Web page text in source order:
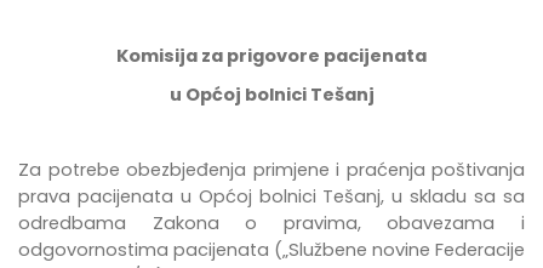
Komisija za prigovore pacijenata
u Općoj bolnici Tešanj
Za potrebe obezbjeđenja primjene i praćenja poštivanja
prava pacijenata u Općoj bolnici Tešanj,u skladu sa sa
odredbama Zakona o pravima, obavezama i
odgovornostima pacijenata („Službene novine Federacije